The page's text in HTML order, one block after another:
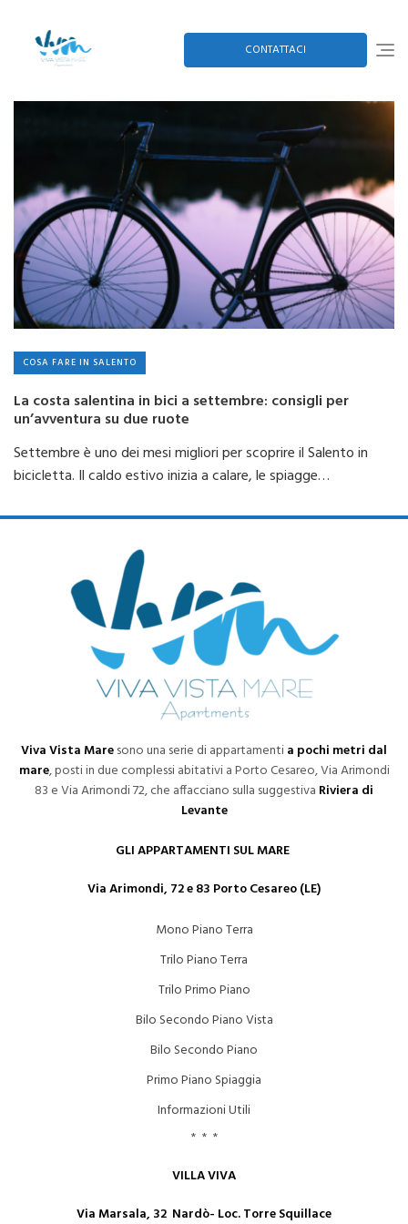
content
CONTATTACI
COSA FARE IN SALENTO
La costa salentina in bici a settembre: consigli per
un’avventura su due ruote
Settembre è uno dei mesi migliori per scoprire il Salento in
bicicletta. Il caldo estivo inizia a calare, le spiagge…
Viva Vista Maresono una serie di appartamentia pochi metri dal
mare, posti in due complessi abitativi a Porto Cesareo, Via Arimondi
83 e Via Arimondi 72, che affacciano sulla suggestiva Riviera di
Levante
GLI APPARTAMENTI SUL MARE
Via Arimondi, 72 e 83 Porto Cesareo (LE)
Mono Piano Terra
Trilo Piano Terra
Trilo Primo Piano
Bilo Secondo Piano Vista
Bilo Secondo Piano
Primo Piano Spiaggia
Informazioni Utili
* * *
VILLA VIVA
Via Marsala, 32 Nardò- Loc. Torre Squillace